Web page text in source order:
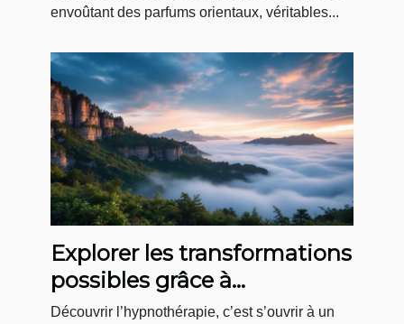
envoûtant des parfums orientaux, véritables...
Explorer les transformations
possibles grâce à
l'hypnothérapie
Découvrir l’hypnothérapie, c’est s’ouvrir à un